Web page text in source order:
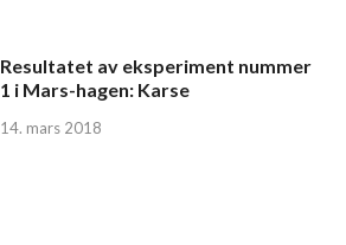
Resultatet av eksperiment nummer
1 i Mars-hagen: Karse
14. mars 2018